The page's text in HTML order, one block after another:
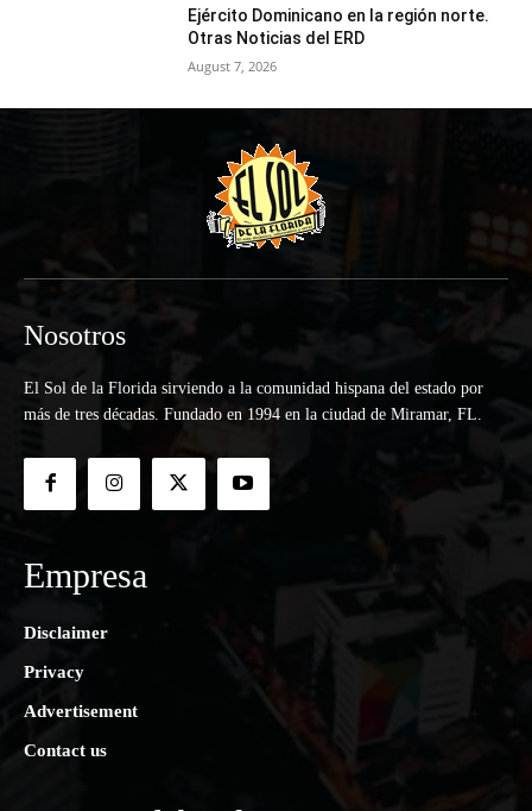
Ejército Dominicano en la región norte.
Otras Noticias del ERD
August 7, 2026
Nosotros
El Sol de la Florida sirviendo a la comunidad hispana del estado por
más de tres décadas. Fundado en 1994 en la ciudad de Miramar, FL.
Empresa
Disclaimer
Privacy
Advertisement
Contact us